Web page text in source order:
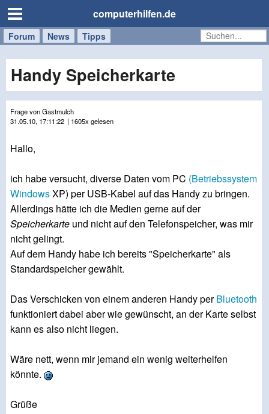
computerhilfen.de
Forum News Tipps
Handy
Tablet
Windows
Mac
Handy Speicherkarte
Frage von Gastmulch
31.05.10, 17:11:22 | 1605x gelesen
Hallo,
ich habe versucht, diverse Daten vom PC (Betriebssystem
WindowsXP) per USB-Kabel auf das Handy zu bringen.
Allerdings hätte ich die Medien gerne auf der
Speicherkarte und nicht auf den Telefonspeicher, was mir
nicht gelingt.
Auf dem Handy habe ich bereits "Speicherkarte" als
Standardspeicher gewählt.
Das Verschicken von einem anderen Handy perBluetooth
funktioniert dabei aber wie gewünscht, an der Karte selbst
kann es also nicht liegen.
Wäre nett, wenn mir jemand ein wenig weiterhelfen
könnte.
Grüße